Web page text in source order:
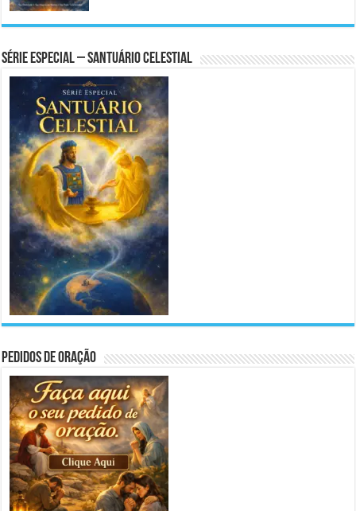
Série Especial – Santuário Celestial
Pedidos de Oração